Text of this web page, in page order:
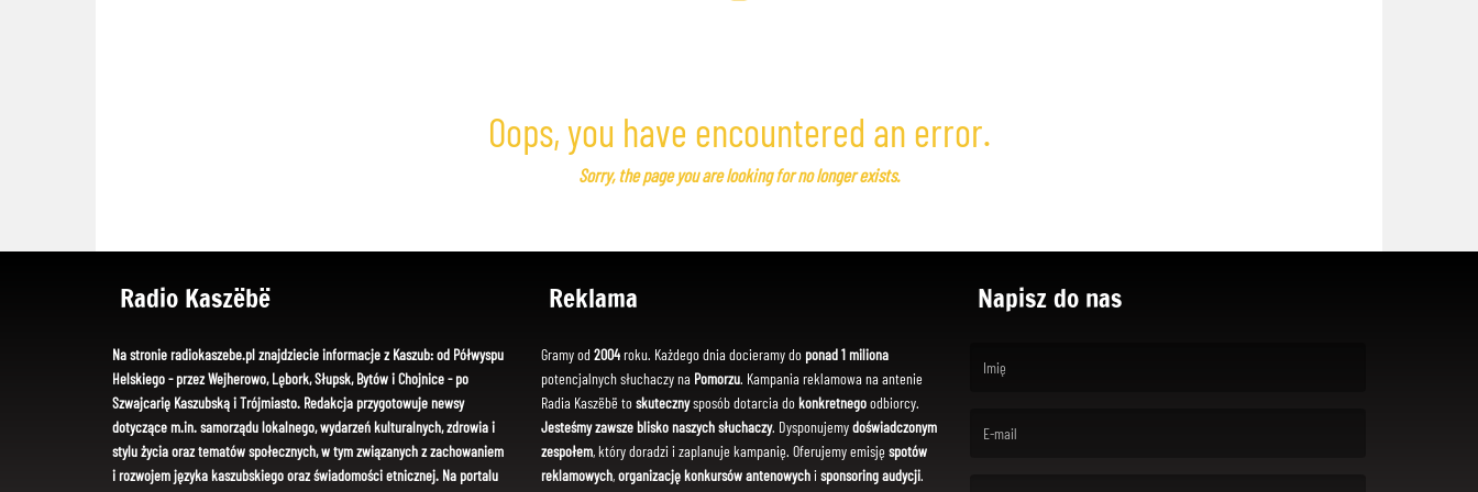
Oops, you have encountered an error.
Sorry, the page you are looking for no longer exists.
Radio Kaszëbë
Na stronie radiokaszebe.pl znajdziecie informacje z Kaszub: od Półwyspu
Helskiego - przez Wejherowo, Lębork, Słupsk, Bytów i Chojnice - po
Szwajcarię Kaszubską i Trójmiasto. Redakcja przygotowuje newsy
dotyczące m.in. samorządu lokalnego, wydarzeń kulturalnych, zdrowia i
stylu życia oraz tematów społecznych, w tym związanych z zachowaniem
i rozwojem języka kaszubskiego oraz świadomości etnicznej. Na portalu
Reklama
Gramy od 2004roku. Każdego dnia docieramy do ponad 1 miliona
potencjalnych słuchaczy na Pomorzu. Kampania reklamowa na antenie
Radia Kaszëbë toskutecznysposób dotarcia dokonkretnegoodbiorcy.
Jesteśmy zawsze blisko naszych słuchaczy. Dysponujemydoświadczonym
zespołem, który doradzi i zaplanuje kampanię. Oferujemy emisję spotów
reklamowych,organizację konkursów antenowychi sponsoring audycji.
Napisz do nas